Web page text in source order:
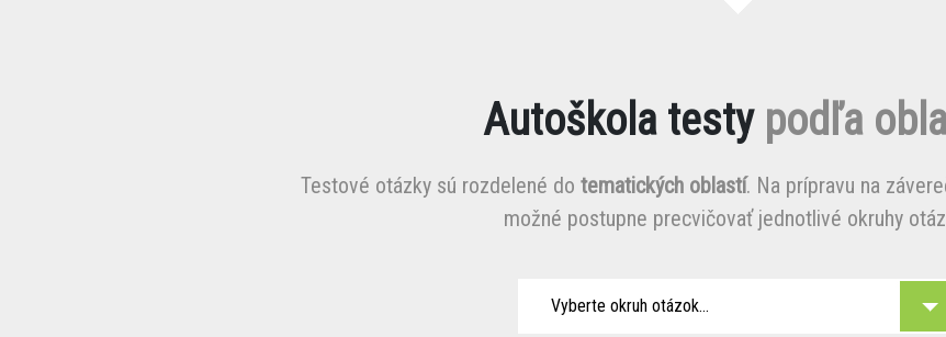
Autoškola testy podľa
Testové otázky sú rozdelené do tematických oblastí. Na prípravu na
možné postupne precvičovať jednotlivé okruhy
Vyberte okruh otázok...